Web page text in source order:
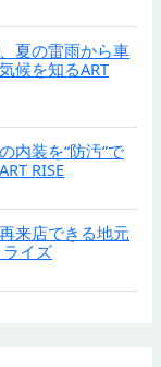
夏の雷雨から車
候を知るART
内装を“防汚”で
RISE
来店できる地元
イズ